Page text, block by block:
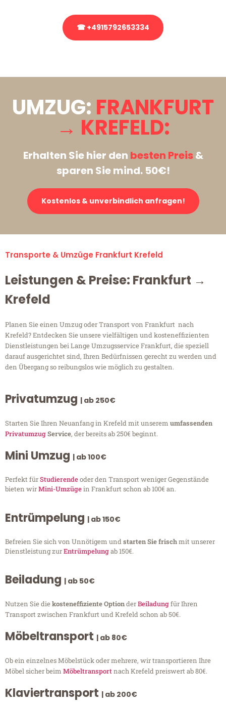
☎ +4915792653334
UMZUG: FRANKFURT
→ KREFELD:
Erhalten Sie hier den besten Preis&
sparen Sie mind. 50€!
Kostenlos & unverbindlich anfragen!
Transporte & Umzüge Frankfurt Krefeld
Leistungen & Preise: Frankfurt →
Krefeld
Planen Sie einen Umzug oder Transport von Frankfurt nach
Krefeld? Entdecken Sie unsere vielfältigen und kosteneffizienten
Dienstleistungen bei Lange Umzugsservice Frankfurt, die speziell
darauf ausgerichtet sind, Ihren Bedürfnissen gerecht zu werden und
den Übergang so reibungslos wie möglich zu gestalten.
Privatumzug | ab 250€
Starten Sie Ihren Neuanfang in Krefeld mit unserem umfassenden
PrivatumzugService, der bereits ab 250€ beginnt.
Mini Umzug | ab 100€
Perfekt fürStudierendeoder den Transport weniger Gegenstände
bieten wirMini-Umzügein Frankfurt schon ab 100€ an.
Entrümpelung | ab 150€
Befreien Sie sich von Unnötigem undstarten Sie frischmit unserer
Dienstleistung zurEntrümpelungab 150€.
Beiladung | ab 50€
Nutzen Sie diekosteneffiziente OptionderBeiladungfür Ihren
Transport zwischen Frankfurt und Krefeld schon ab 50€.
Möbeltransport | ab 80€
Ob ein einzelnes Möbelstück oder mehrere, wir transportieren Ihre
Möbel sicher beim Möbeltransportnach Krefeld preiswert ab 80€.
Klaviertransport | ab 200€